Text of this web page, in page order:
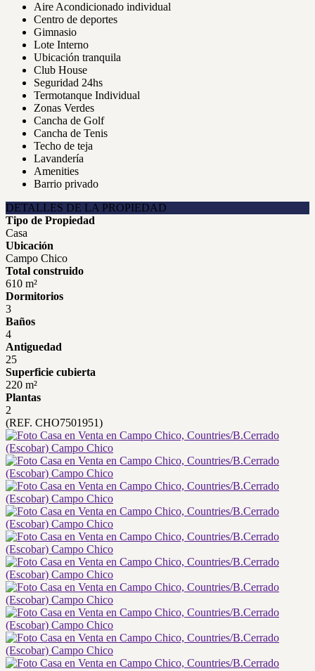
Aire Acondicionado individual
Centro de deportes
Gimnasio
Lote Interno
Ubicación tranquila
Club House
Seguridad 24hs
Termotanque Individual
Zonas Verdes
Cancha de Golf
Cancha de Tenis
Techo de teja
Lavandería
Amenities
Barrio privado
DETALLES DE LA PROPIEDAD
Tipo de Propiedad
Casa
Ubicación
Campo Chico
Total construido
610 m²
Dormitorios
3
Baños
4
Antiguedad
25
Superficie cubierta
220 m²
Plantas
2
(REF. CHO7501951)